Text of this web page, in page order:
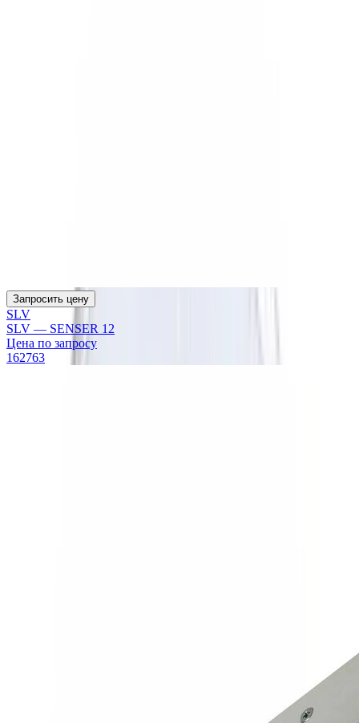
Запросить цену
SLV
SLV — SENSER 12
Цена по запросу
162763